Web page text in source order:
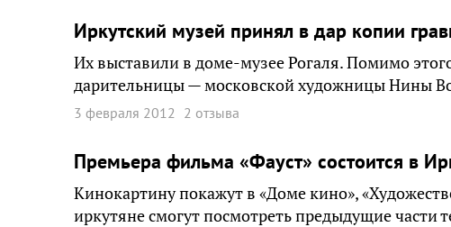
Иркутский музей принял в дар копии
Их выставили в доме-музее Рогаля. Помимо
дарительницы — московской художницы Нины
3 февраля 2012 2 отзыва
Премьера фильма «Фауст» состоится в
Кинокартину покажут в «Доме кино»,
иркутяне смогут посмотреть предыдущие части